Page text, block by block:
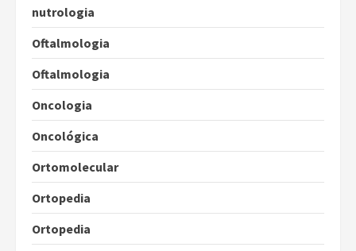
nutrologia
Oftalmologia
Oftalmologia
Oncologia
Oncológica
Ortomolecular
Ortopedia
Ortopedia